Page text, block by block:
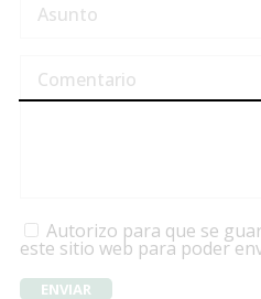
Autorizo para que se
este sitio web para poder